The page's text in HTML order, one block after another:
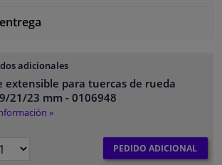
adicionales
extensible para tuercas de rueda
21/23 mm - 0106948
»
PEDIDO ADICIONAL